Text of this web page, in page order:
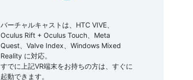
バーチャルキャストは、HTC VIVE、
Oculus Rift + Oculus Touch、Meta
Quest、Valve Index、Windows Mixed
Reality に対応。
すでに上記VR端末をお持ちの方は、すぐに
起動できます。